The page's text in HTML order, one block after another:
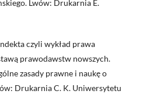
Lwów: Drukarnia E.
czyli wykład prawa
prawodawstw nowszych.
zasady prawne i naukę o
Drukarnia C. K. Uniwersytetu